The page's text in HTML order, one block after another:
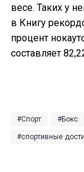
весе. Таких у
в Книгу
процент
составляет
Спорт Бокс
спортивные